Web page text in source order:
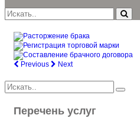
Previous Next
Перечень услуг